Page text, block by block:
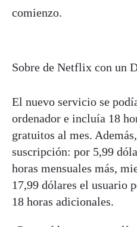
comienzo.
Sobre de Netflix con un
El nuevo servicio se
ordenador e incluía 18
gratuitos al mes.
suscripción: por 5,99
horas mensuales más,
17,99 dólares el usuario
18 horas adicionales.